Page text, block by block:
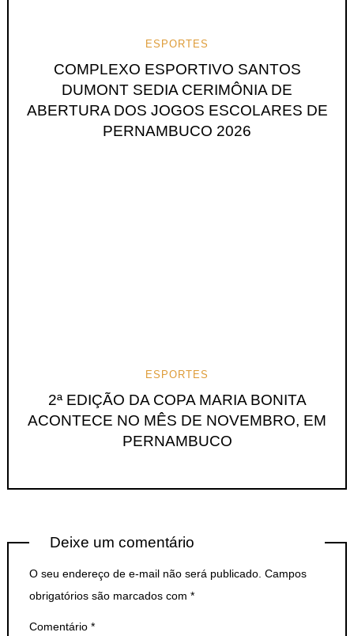
ESPORTES
COMPLEXO ESPORTIVO SANTOS
DUMONT SEDIA CERIMÔNIA DE
ABERTURA DOS JOGOS ESCOLARES DE
PERNAMBUCO 2026
ESPORTES
2ª EDIÇÃO DA COPA MARIA BONITA
ACONTECE NO MÊS DE NOVEMBRO, EM
PERNAMBUCO
Deixe um comentário
O seu endereço de e-mail não será publicado. Campos
obrigatórios são marcados com *
Comentário *